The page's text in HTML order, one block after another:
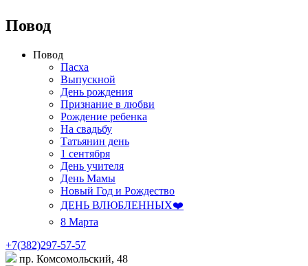
Повод
Повод
Пасха
Выпускной
День рождения
Признание в любви
Рождение ребенка
На свадьбу
Татьянин день
1 сентября
День учителя
День Мамы
Новый Год и Рождество
ДЕНЬ ВЛЮБЛЕННЫХ❤️
8 Марта
+7(382)297-57-57
пр. Комсомольский, 48